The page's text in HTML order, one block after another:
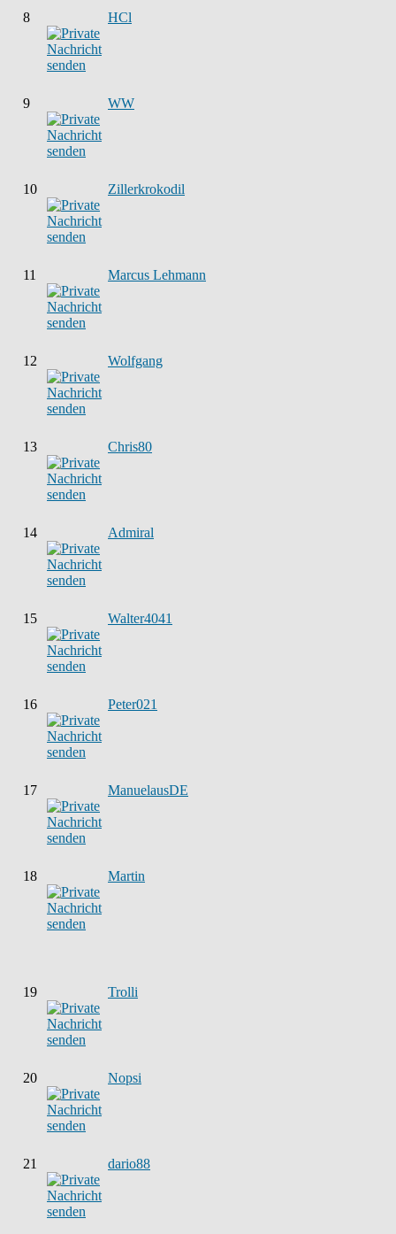
8 HCl
9 WW
10 Zillerkrokodil
11 Marcus Lehmann
12 Wolfgang
13 Chris80
14 Admiral
15 Walter4041
16 Peter021
17 ManuelausDE
18 Martin
19 Trolli
20 Nopsi
21 dario88